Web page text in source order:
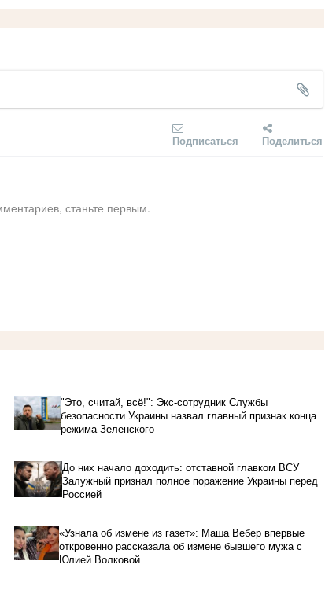
Подписаться Поделиться
станьте первым.
"Это, считай, всё!": Экс-сотрудник Службы
безопасности Украины назвал главный признак конца
режима Зеленского
До них начало доходить: отставной главком ВСУ
Залужный признал полное поражение Украины перед
Россией
«Узнала об измене из газет»: Маша Вебер впервые
откровенно рассказала об измене бывшего мужа с
Юлией Волковой